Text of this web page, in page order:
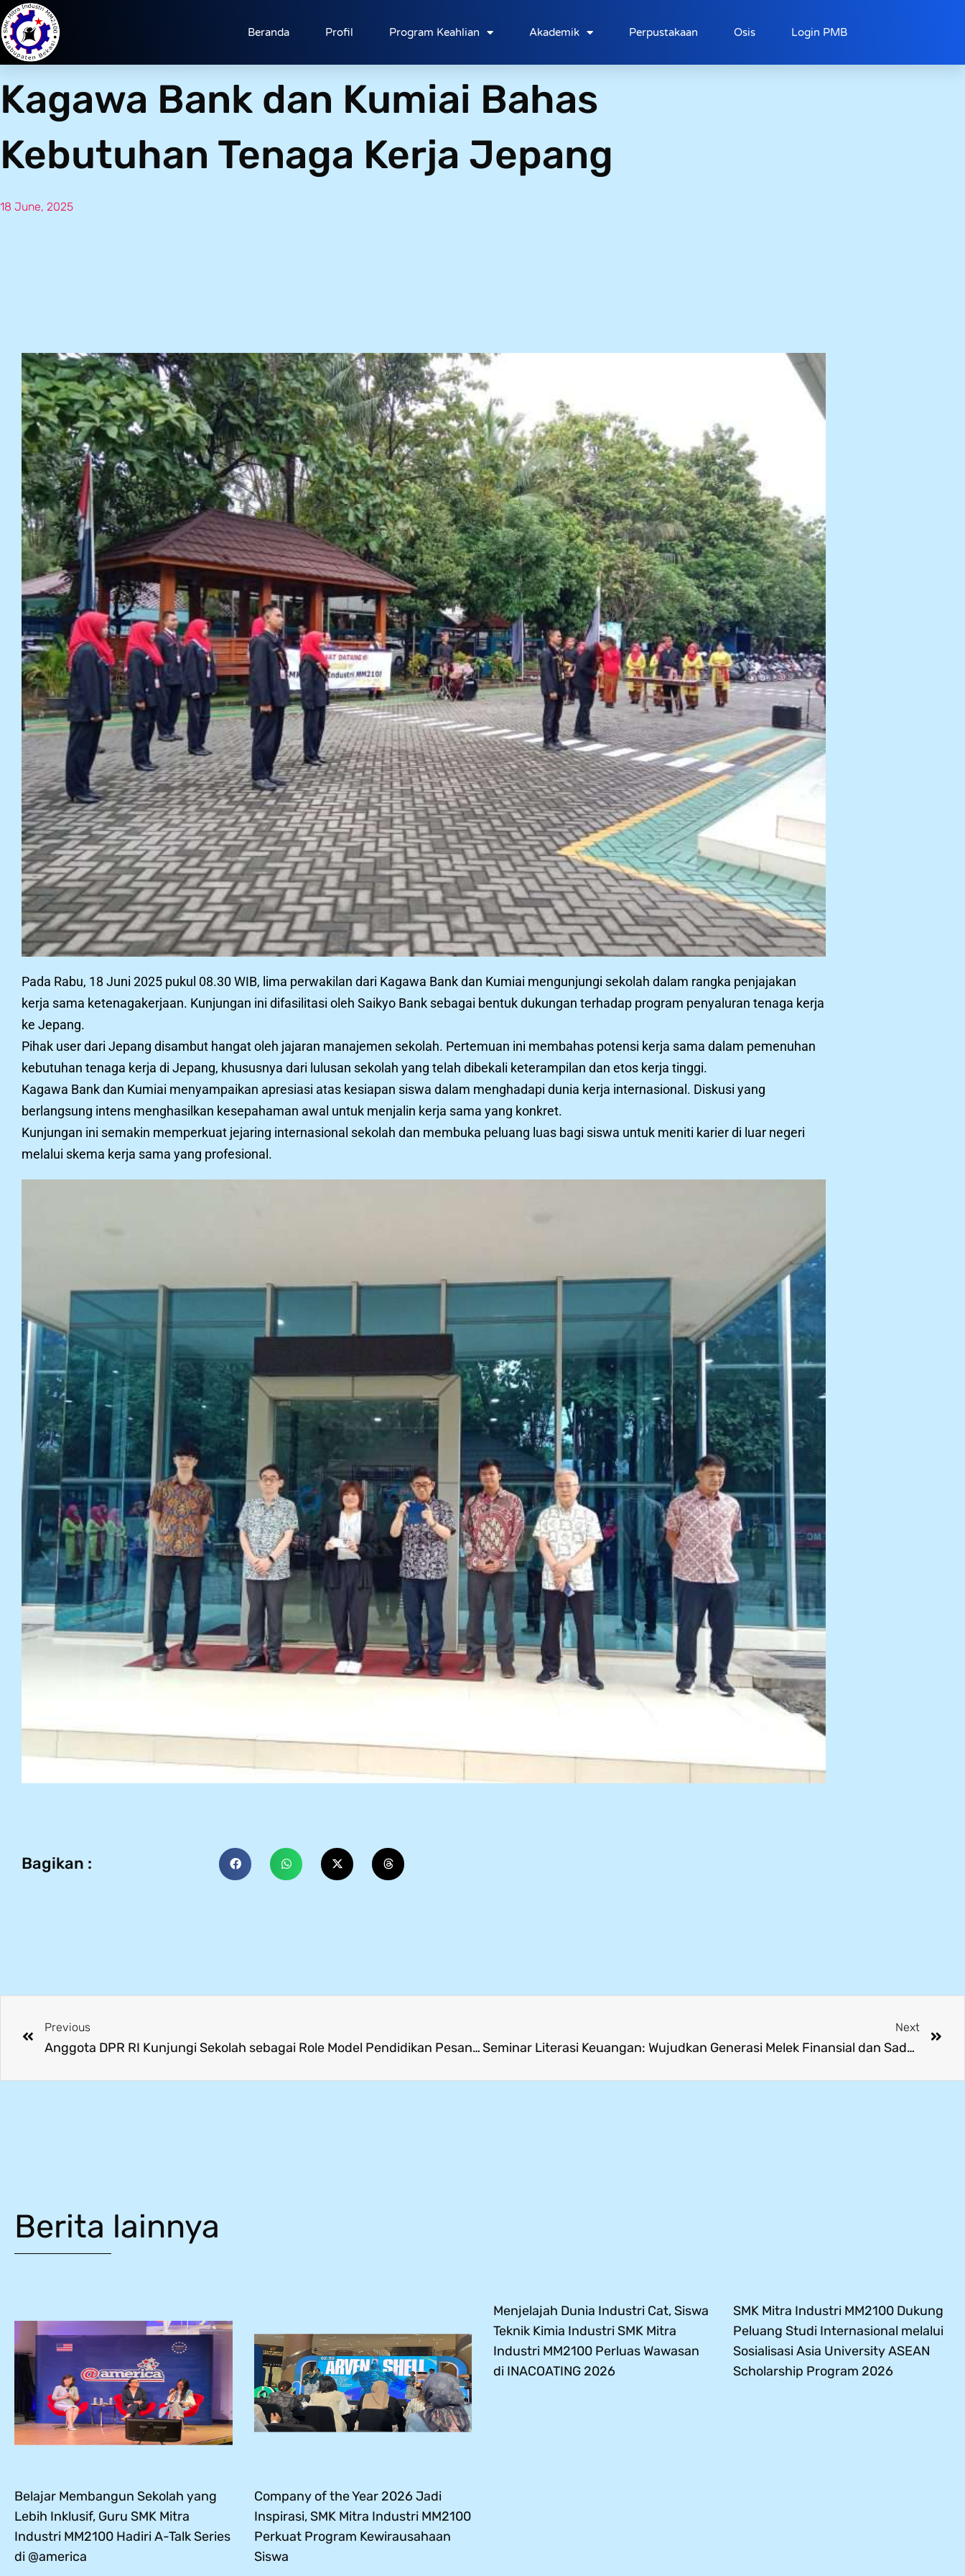
Beranda Profil Program Keahlian Akademik Perpustakaan Osis Login PMB
Kagawa Bank dan Kumiai Bahas
Kebutuhan Tenaga Kerja Jepang
18 June, 2025
Pada Rabu, 18 Juni 2025 pukul 08.30 WIB, lima perwakilan dari Kagawa Bank dan Kumiai mengunjungi sekolah dalam rangka penjajakan
kerja sama ketenagakerjaan. Kunjungan ini difasilitasi oleh Saikyo Bank sebagai bentuk dukungan terhadap program penyaluran tenaga kerja
ke Jepang.
Pihak user dari Jepang disambut hangat oleh jajaran manajemen sekolah. Pertemuan ini membahas potensi kerja sama dalam pemenuhan
kebutuhan tenaga kerja di Jepang, khususnya dari lulusan sekolah yang telah dibekali keterampilan dan etos kerja tinggi.
Kagawa Bank dan Kumiai menyampaikan apresiasi atas kesiapan siswa dalam menghadapi dunia kerja internasional. Diskusi yang
berlangsung intens menghasilkan kesepahaman awal untuk menjalin kerja sama yang konkret.
Kunjungan ini semakin memperkuat jejaring internasional sekolah dan membuka peluang luas bagi siswa untuk meniti karier di luar negeri
melalui skema kerja sama yang profesional.
Bagikan :
Previous
Anggota DPR RI Kunjungi Sekolah sebagai Role Model Pendidikan Pesantren
Next
Seminar Literasi Keuangan: Wujudkan Generasi Melek Finansial dan Sadar Data Pribadi
Berita lainnya
Belajar Membangun Sekolah yang
Lebih Inklusif, Guru SMK Mitra
Industri MM2100 Hadiri A-Talk Series
di @america
Company of the Year 2026 Jadi
Inspirasi, SMK Mitra Industri MM2100
Perkuat Program Kewirausahaan
Siswa
Menjelajah Dunia Industri Cat, Siswa
Teknik Kimia Industri SMK Mitra
Industri MM2100 Perluas Wawasan
di INACOATING 2026
SMK Mitra Industri MM2100 Dukung
Peluang Studi Internasional melalui
Sosialisasi Asia University ASEAN
Scholarship Program 2026